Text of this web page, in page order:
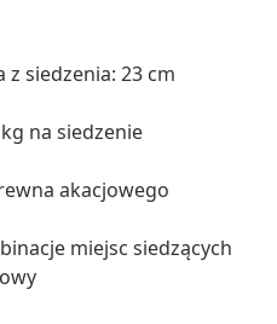
z siedzenia: 23 cm
na siedzenie
akacjowego
miejsc siedzących